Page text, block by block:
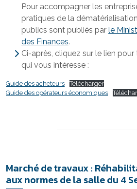
Pour accompagner les
pratiques de la
publics sont publiés par le
des Finances.
Ci-après, cliquez sur le lien
qui vous intéresse :
Guide des acheteurs
Télécharger
Guide des opérateurs économiques
Marché de travaux :
aux normes de la salle du 4